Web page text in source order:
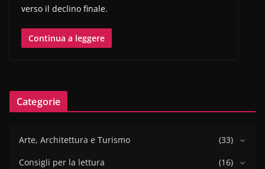
verso il declino finale.
Continua a leggere
Categorie
Arte, Architettura e Turismo
(33)
Consigli per la lettura
(16)